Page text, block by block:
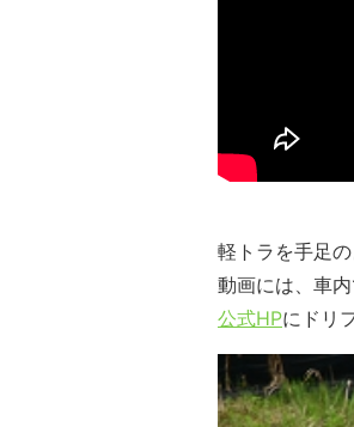
軽トラを手足
動画には、車
公式HPにドリ